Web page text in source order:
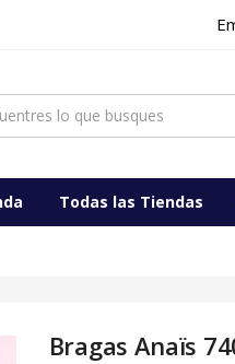
Todas las Tiendas
Bragas Anaïs